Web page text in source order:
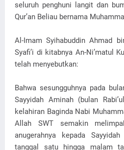
seluruh penghuni langit dan
Qur’an Beliau bernama
Al-Imam Syihabuddin Ahmad
Syafi’i di kitabnya An-Ni’matul
telah menyebutkan:
Bahwa sesungguhnya pada
Sayyidah Aminah (bulan
kelahiran Baginda Nabi
Allah SWT semakin
anugerahnya kepada
tanggal satu hingga malam